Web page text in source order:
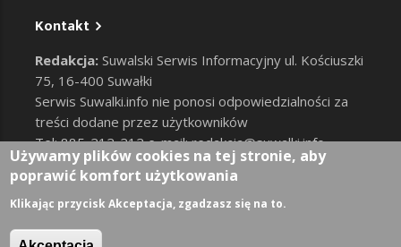
Kontakt
Redakcja: Suwalski Serwis Informacyjny ul. Kościuszki
75, 16-400 Suwałki
Serwis Suwalki.info nie ponosi odpowiedzialności za
treści dodane przez użytkowników
Tel: 885-212-212 e-mail:redakcja@suwalki.info,
reklama@suwalki.info
RODO |Cookies
User account menu
Zaloguj
Używamy plików cookies na tej stronie, aby
poprawić komfort użytkowania
Klikając przycisk Akceptacja, zgadzasz się na to.